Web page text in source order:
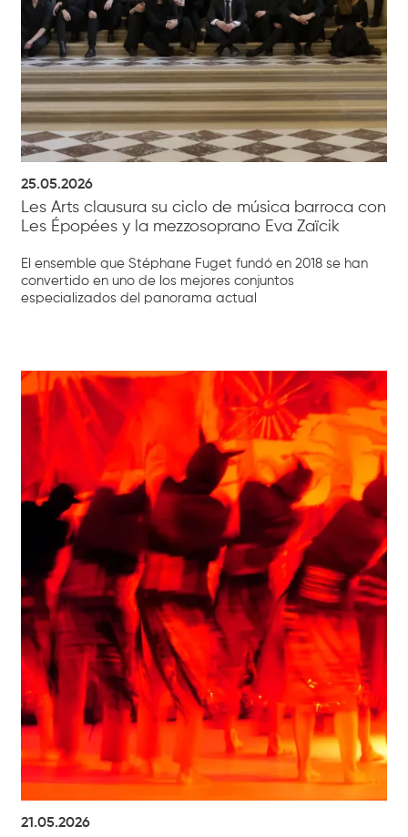
25.05.2026
Les Arts clausura su ciclo de música barroca con
Les Épopées y la mezzosoprano Eva Zaïcik
El ensemble que Stéphane Fuget fundó en 2018 se han
convertido en uno de los mejores conjuntos
especializados del panorama actual
21.05.2026